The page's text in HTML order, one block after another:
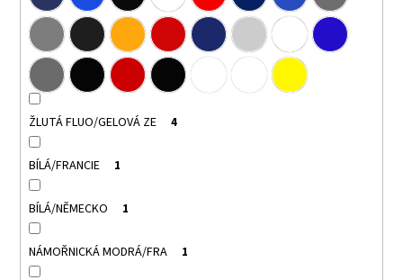
ŽLUTÁ FLUO/GELOVÁ ZE 4
BÍLÁ/FRANCIE 1
BÍLÁ/NĚMECKO 1
NÁMOŘNICKÁ MODRÁ/FRA 1